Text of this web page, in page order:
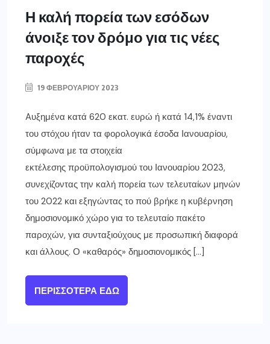
Η καλή πορεία των εσόδων
άνοιξε τον δρόμο για τις νέες
παροχές
19 ΦΕΒΡΟΥΑΡΊΟΥ 2023
Aυξημένα κατά 620 εκατ. ευρώ ή κατά 14,1% έναντι
του στόχου ήταν τα φορολογικά έσοδα Ιανουαρίου,
σύμφωνα με τα στοιχεία
εκτέλεσης προϋπολογισμού του Ιανουαρίου 2023,
συνεχίζοντας την καλή πορεία των τελευταίων μηνών
του 2022 και εξηγώντας το πού βρήκε η κυβέρνηση
δημοσιονομικό χώρο για το τελευταίο πακέτο
παροχών, για συνταξιούχους με προσωπική διαφορά
και άλλους. Ο «καθαρός» δημοσιονομικός […]
ΠΕΡΙΣΣΌΤΕΡΑ ΕΔΏ